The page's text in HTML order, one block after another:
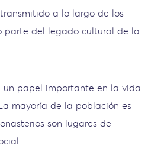
a lo largo de los
parte del legado cultural de la
papel importante en la vida
mayoría de la población es
son lugares de